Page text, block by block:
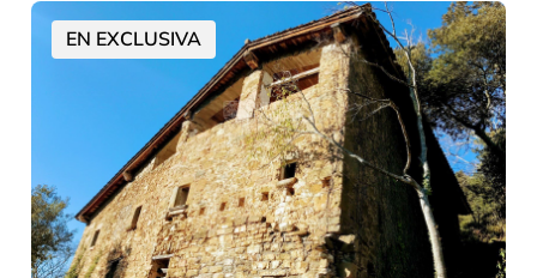
EN EXCLUSIVA